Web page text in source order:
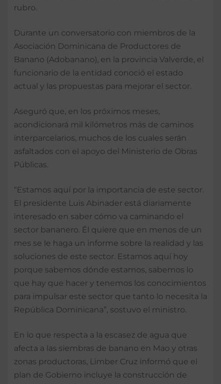
rubro.
Durante un conversatorio con miembros de la
Asociación Dominicana de Productores de
Banano (Adobanano), en la provincia Valverde, el
funcionario de la entidad conoció el estado
actual y las propuestas para mejorar el sector.
Aseguró que, en los próximos meses,
acondicionará mil kilómetros más de caminos
interparcelarios, muchos de los cuales serán
asfaltados con el apoyo del Ministerio de Obras
Públicas.
“Estamos aquí por la importancia de este sector.
El presidente Luis Abinader está diariamente
interesado en saber cómo va caminando el
sector bananero. Él quiere que en menos de un
mes se le haga un informe sobre la realidad y las
soluciones de este sector. Estamos aquí hoy
porque sabemos dónde estamos, sabemos lo
que hay que hacer y tenemos los conocimientos
para impulsar este sector que tanto lo necesita la
República Dominicana”, sostuvo el ministro.
En lo que respecta a la escasez de agua que
afecta a las siembras de banano en Mao y otras
zonas productoras, Limber Cruz informó que el
plan de Gobierno incluye la construcción de